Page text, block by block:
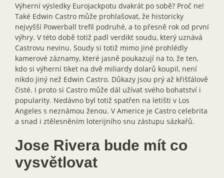
Výherní výsledky Eurojackpotu dvakrát po sobě? Proč ne!
Také Edwin Castro může prohlašovat, že historicky
nejvyšší Powerball trefil podruhé, a to přesně rok od první
výhry. V této době totiž padl verdikt soudu, který uznává
Castrovu nevinu. Soudy si totiž mimo jiné prohlédly
kamerové záznamy, které jasně poukazují na to, že ten,
kdo si výherní tiket na dvě miliardy dolarů koupil, není
nikdo jiný než Edwin Castro. Důkazy jsou prý až křišťálově
čisté. I proto si Castro může dál užívat svého bohatství i
popularity. Nedávno byl totiž spatřen na letišti v Los
Angeles s neznámou ženou. V Americe je Castro celebrita
a snad i ztělesněním loterijního snu zástupu sázkařů.
Jose Rivera bude mít co
vysvětlovat